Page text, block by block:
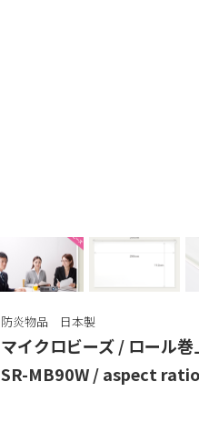
防炎物品 日本製
マイクロビーズ / ロール
SR-MB90W / aspect